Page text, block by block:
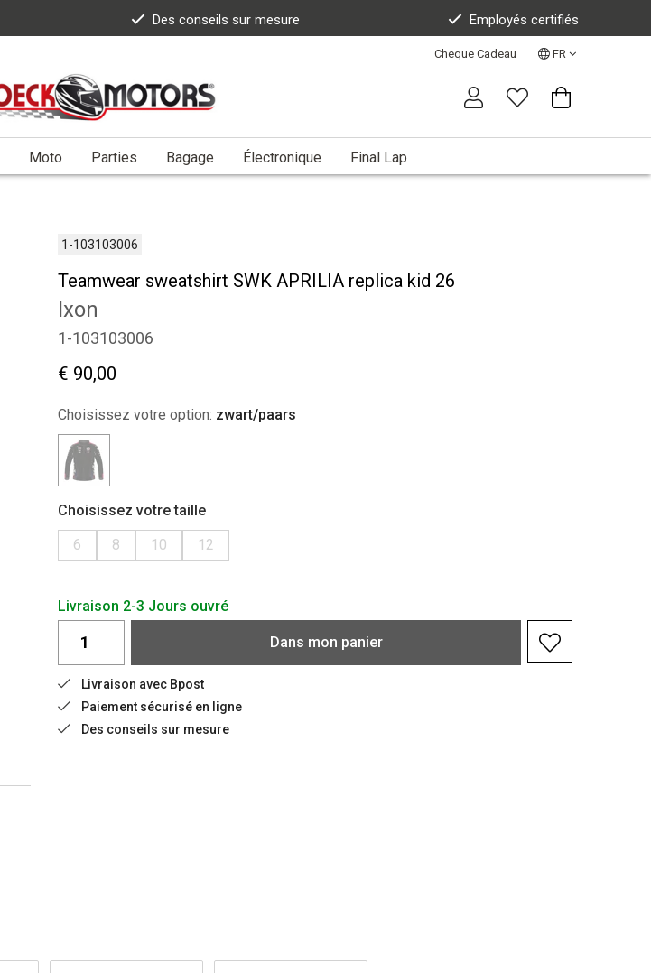
Des conseils sur mesure Employés certifiés
Cheque Cadeau FR
Moto Parties Bagage Électronique Final Lap
1-103103006
Teamwear sweatshirt SWK APRILIA replica kid 26
Ixon
1-103103006
€ 90,00
Choisissez votre option: zwart/paars
Choisissez votre taille
6
8 10 12
Livraison 2-3 Jours ouvré
Dans mon panier
Livraison avec Bpost
Paiement sécurisé en ligne
Des conseils sur mesure